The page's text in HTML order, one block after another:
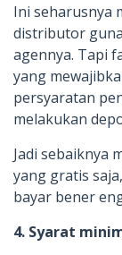
Ini seharusnya
distributor
agennya. Tapi
yang
persyaratan
melakukan
Jadi sebaiknya
yang gratis
bayar bener
4. Syarat